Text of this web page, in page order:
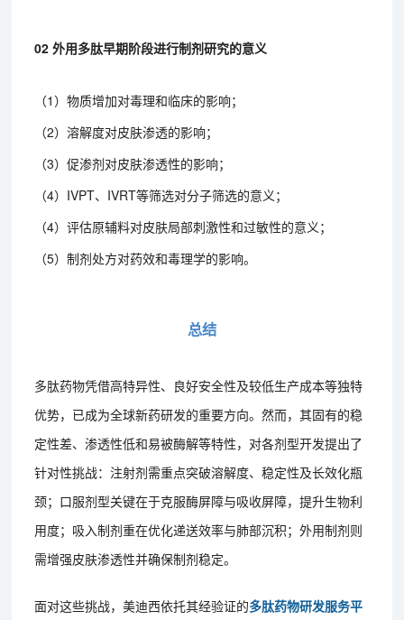
02 外用多肽早期阶段进行制剂研究的意义
（1）物质增加对毒理和临床的影响；
（2）溶解度对皮肤渗透的影响；
（3）促渗剂对皮肤渗透性的影响；
（4）IVPT、IVRT等筛选对分子筛选的意义；
（4）评估原辅料对皮肤局部刺激性和过敏性的意义；
（5）制剂处方对药效和毒理学的影响。
总结
多肽药物凭借高特异性、良好安全性及较低生产成本等独特
优势，已成为全球新药研发的重要方向。然而，其固有的稳
定性差、渗透性低和易被酶解等特性，对各剂型开发提出了
针对性挑战：注射剂需重点突破溶解度、稳定性及长效化瓶
颈；口服剂型关键在于克服酶屏障与吸收屏障，提升生物利
用度；吸入制剂重在优化递送效率与肺部沉积；外用制剂则
需增强皮肤渗透性并确保制剂稳定。
面对这些挑战，美迪西依托其经验证的多肽药物研发服务平